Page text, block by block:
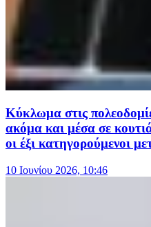
Κύκλωμα στις
ακόμα και μέσα σε
οι έξι κατηγορούμενοι
10 Ιουνίου 2026, 10:46